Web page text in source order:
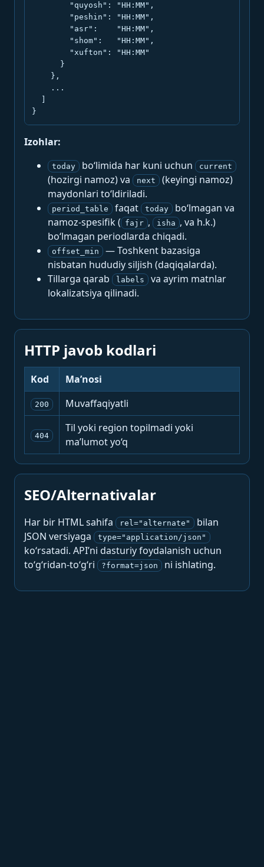
        "quyosh": "HH:MM",
        "peshin": "HH:MM",
        "asr":    "HH:MM",
        "shom":   "HH:MM",
        "xufton": "HH:MM"
      }
    },
    ...
}
Izohlar:
today bo‘limida har kuni uchun current
(hozirgi namoz) va next
(keyingi namoz)
maydonlari to‘ldiriladi.
period_table faqat today
bo‘lmagan va
namoz-spesifik ( fajr , isha , va h.k.)
bo‘lmagan periodlarda chiqadi.
offset_min
— Toshkent bazasiga
nisbatan hududiy siljish (daqiqalarda).
Tillarga qarab
labels
va ayrim matnlar
lokalizatsiya qilinadi.
HTTP javob kodlari
Kod Ma’nosi
200 Muvaffaqiyatli
404
Til yoki region topilmadi yoki
ma’lumot yo‘q
SEO/Alternativalar
Har bir HTML sahifa rel="alternate"
bilan
JSON versiyaga
type="application/json"
ko‘rsatadi. API’ni dasturiy foydalanish uchun
to‘g‘ridan-to‘g‘ri
?format=json ni ishlating.